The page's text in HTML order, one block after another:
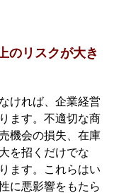
のリスクが大き
ければ、企業経営
ます。不適切な商
機会の損失、在庫
を招くだけでな
ます。これらはい
に悪影響をもたら